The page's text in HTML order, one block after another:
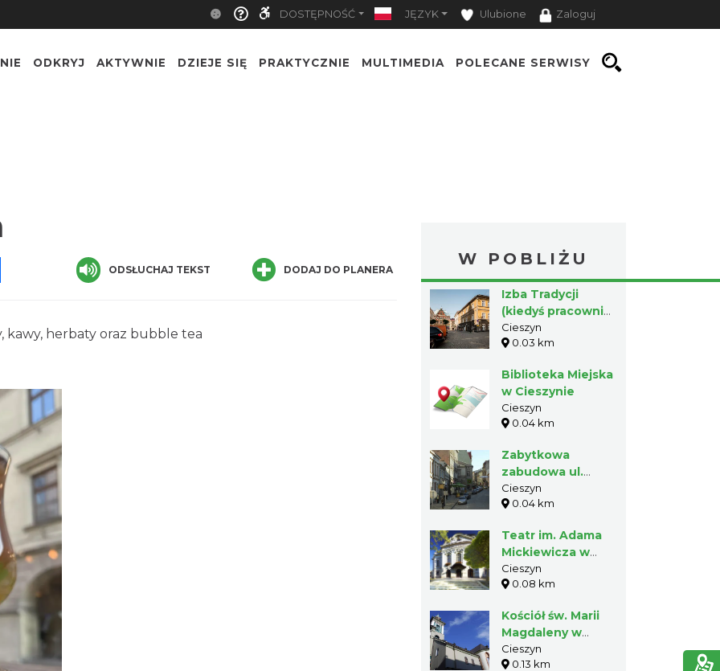
DOSTĘPNOŚĆ JĘZYK Ulubione Zaloguj
ODKRYJ AKTYWNIE DZIEJE SIĘ PRAKTYCZNIE MULTIMEDIA POLECANE SERWISY
ODSŁUCHAJ TEKST DODAJ DO PLANERA
kawy, herbaty oraz bubble tea
W POBLIŻU
Izba Tradycji
(kiedyś pracownia
Jerzego Wałgi) w
Cieszynie
Cieszyn
0.03 km
Biblioteka Miejska
w Cieszynie
Cieszyn
0.04 km
Zabytkowa
zabudowa ul.
Głębokiej w
Cieszynie
Cieszyn
0.04 km
Teatr im. Adama
Mickiewicza w
Cieszynie
Cieszyn
0.08 km
Kościół św. Marii
Magdaleny w
Cieszynie
Cieszyn
0.13 km